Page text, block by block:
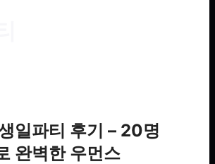
일파티 후기 – 20명
완벽한 우먼스